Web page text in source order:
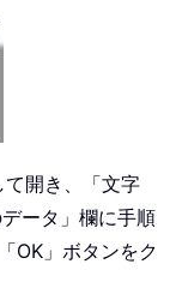
開き、「文字
ータ」欄に手順
OK」ボタンをク